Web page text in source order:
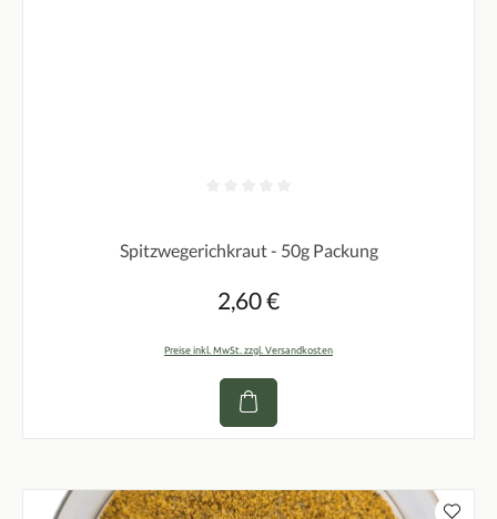
Spitzwegerichkraut - 50g Packung
Regulärer Preis:
2,60 €
Preise inkl. MwSt. zzgl. Versandkosten